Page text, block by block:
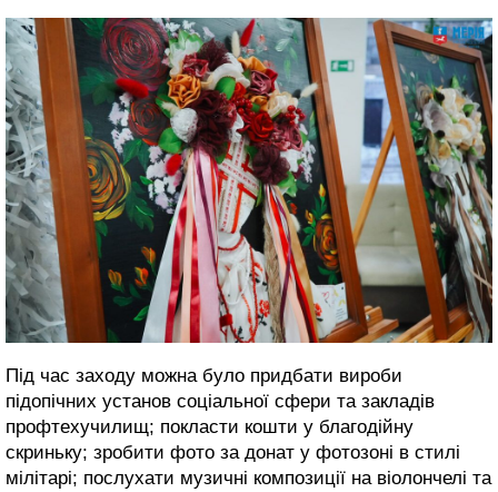
Під час заходу можна було придбати вироби
підопічних установ соціальної сфери та закладів
профтехучилищ; покласти кошти у благодійну
скриньку; зробити фото за донат у фотозоні в стилі
мілітарі; послухати музичні композиції на віолончелі та